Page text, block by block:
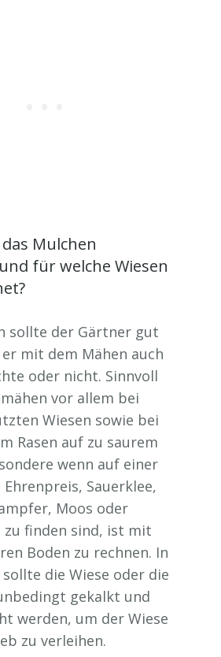
Mulchen
für welche Wiesen
sollte der Gärtner gut
mit dem Mähen auch
oder nicht. Sinnvoll
vor allem bei
Wiesen sowie bei
Rasen auf zu saurem
wenn auf einer
Sauerklee,
Moos oder
zu finden sind, ist mit
Boden zu rechnen. In
die Wiese oder die
gekalkt und
werden, um der Wiese
zu verleihen.